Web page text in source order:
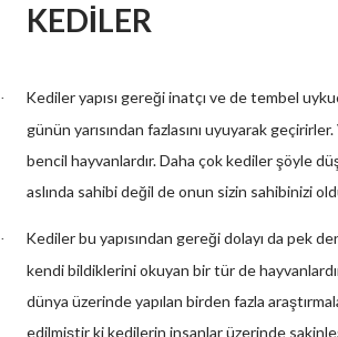
KEDİLER
·
Kediler yapısı gereği inatçı ve de tembel
günün yarısından fazlasını uyuyarak
bencil hayvanlardır. Daha çok kediler şöyle
aslında sahibi değil de onun sizin sahibinizi
·
Kediler bu yapısından gereği dolayı da pek
kendi bildiklerini okuyan bir tür de
dünya üzerinde yapılan birden fazla
edilmiştir ki kedilerin insanlar üzerinde